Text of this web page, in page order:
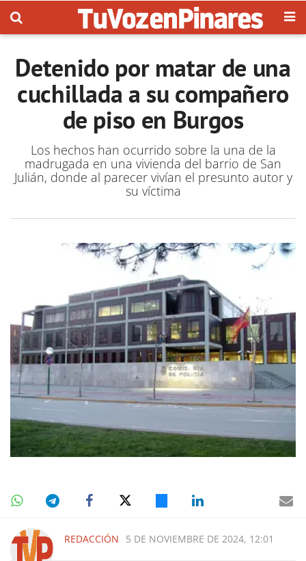
Detenido por matar de una
cuchillada a su compañero
de piso en Burgos
Los hechos han ocurrido sobre la una de la
madrugada en una vivienda del barrio de San
Julián, donde al parecer vivían el presunto autor y
su víctima
REDACCIÓN 5 DE NOVIEMBRE DE 2024, 12:01